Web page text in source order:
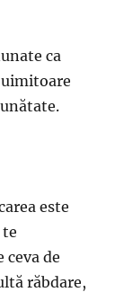
ca
uimitoare
este
de
răbdare,